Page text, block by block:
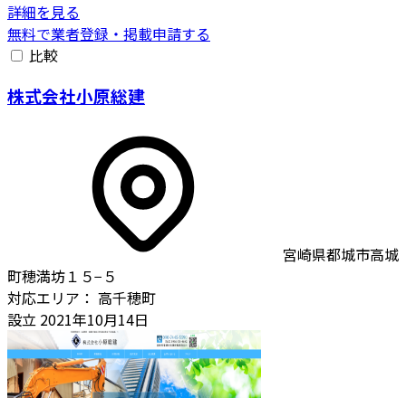
詳細を見る
無料で業者登録・掲載申請する
比較
株式会社小原総建
宮崎県都城市高城
町穂満坊１５−５
対応エリア： 高千穂町
設立 2021年10月14日